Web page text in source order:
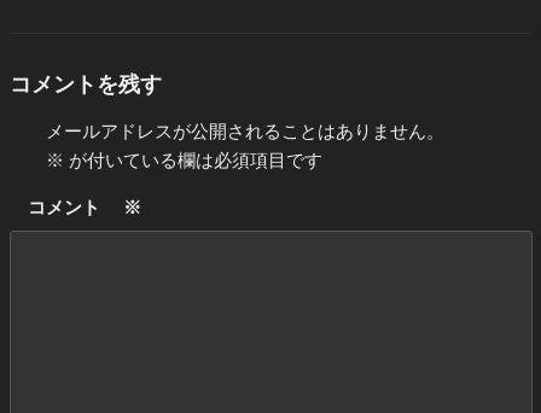
コメントを残す
メールアドレスが公開されることはありません。
※ が付いている欄は必須項目です
コメント ※